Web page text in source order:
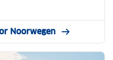
Noorwegen